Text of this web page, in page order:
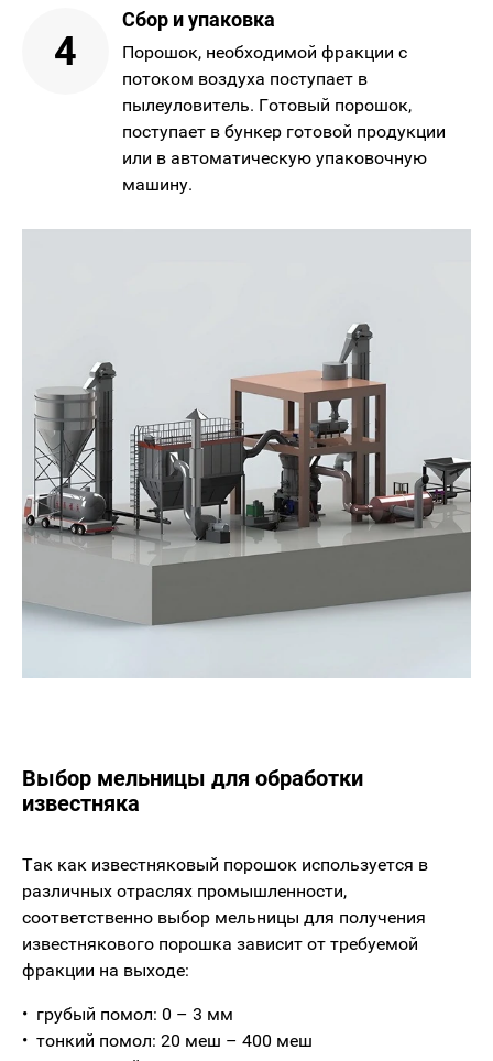
4
Сбор и упаковка
Порошок, необходимой фракции с
потоком воздуха поступает в
пылеуловитель. Готовый порошок,
поступает в бункер готовой продукции
или в автоматическую упаковочную
машину.
Выбор мельницы для обработки
известняка
Так как известняковый порошок используется в
различных отраслях промышленности,
соответственно выбор мельницы для получения
известнякового порошка зависит от требуемой
фракции на выходе:
грубый помол: 0 – 3 мм
тонкий помол: 20 меш – 400 меш